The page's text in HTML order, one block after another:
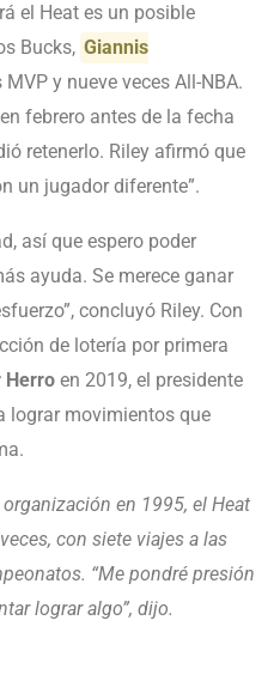
el Heat es un posible
Bucks, Giannis
MVP y nueve veces All-NBA.
febrero antes de la fecha
retenerlo. Riley afirmó que
un jugador diferente”.
así que espero poder
ayuda. Se merece ganar
concluyó Riley. Con
de lotería por primera
Herro en 2019, el presidente
lograr movimientos que
en 1995, el Heat
con siete viajes a las
“Me pondré presión
lograr algo”, dijo.